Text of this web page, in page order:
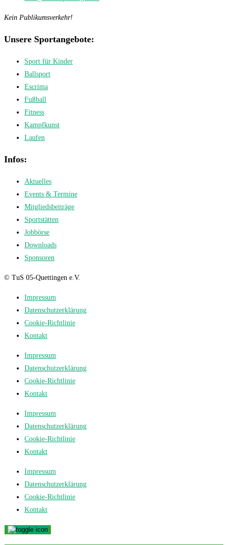
Kein Publikumsverkehr!
Unsere Sportangebote:
Sport für Kinder
Ballsport
Escrima
Fußball
Fitness
Kampfkunst
Laufen
Infos:
Aktuelles
Events & Termine
Mitgliedsbeiträge
Sportstätten
Jobbörse
Downloads
Sponsoren
© TuS 05-Quettingen e.V.
Impressum
Datenschutzerklärung
Cookie-Richtlinie
Kontakt
Impressum
Datenschutzerklärung
Cookie-Richtlinie
Kontakt
Impressum
Datenschutzerklärung
Cookie-Richtlinie
Kontakt
Impressum
Datenschutzerklärung
Cookie-Richtlinie
Kontakt